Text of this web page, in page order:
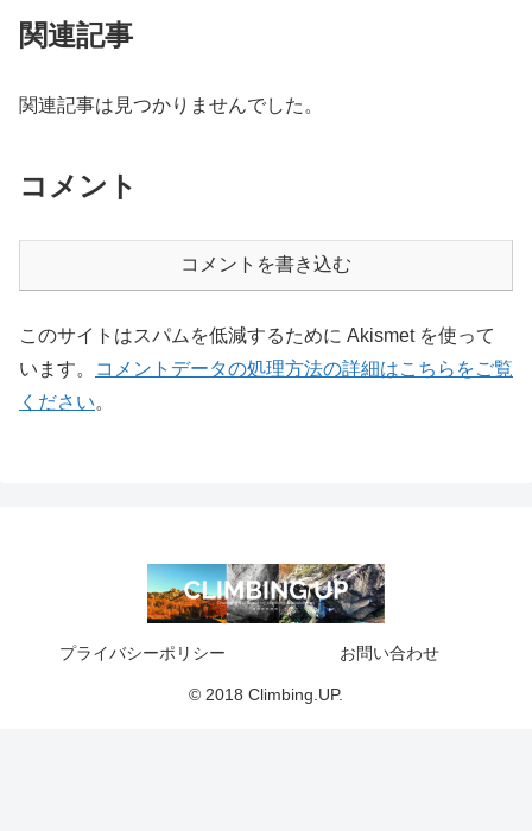
関連記事
関連記事は見つかりませんでした。
コメント
コメントを書き込む
このサイトはスパムを低減するために Akismet を使って
います。
コメントデータの処理方法の詳細はこちらをご覧
ください。
プライバシーポリシー お問い合わせ
© 2018 Climbing.UP.